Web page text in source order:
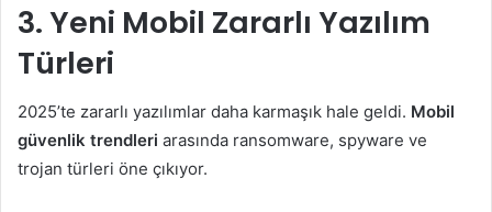
3. Yeni Mobil Zararlı Yazılım
Türleri
2025’te zararlı yazılımlar daha karmaşık hale geldi. Mobil
güvenlik trendleri arasında ransomware, spyware ve
trojan türleri öne çıkıyor.